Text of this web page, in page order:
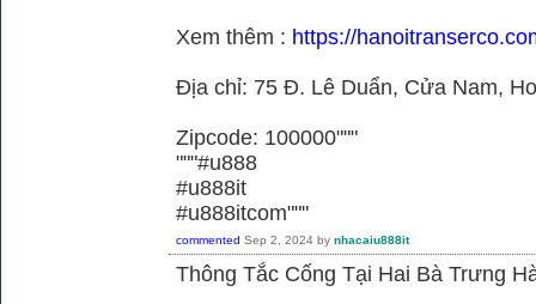
Xem thêm : https://
Địa chỉ: 75 Đ. Lê Duẩn, Cửa Nam,
Zipcode: 100000"""
"""#u888
#u888it
#u888itcom"""
commented Sep 2, 2024 by nhacaiu888it
Thông Tắc Cống Tại Hai Bà Trưng